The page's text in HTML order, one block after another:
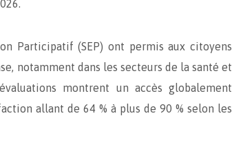
Participatif (SEP) ont permis aux citoyens
notamment dans les secteurs de la santé et
montrent un accès globalement
allant de 64 % à plus de 90 % selon les